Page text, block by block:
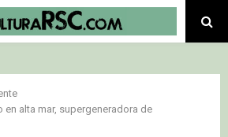
en alta mar, supergeneradora de